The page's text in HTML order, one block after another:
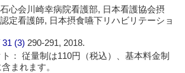
心会川崎幸病院看護部, 日本看護協会摂
定看護師, 日本摂食嚥下リハビリテーショ
31 (3) 290-291, 2018.
： 従量制は110円（税込）、基本料金制
まれます。